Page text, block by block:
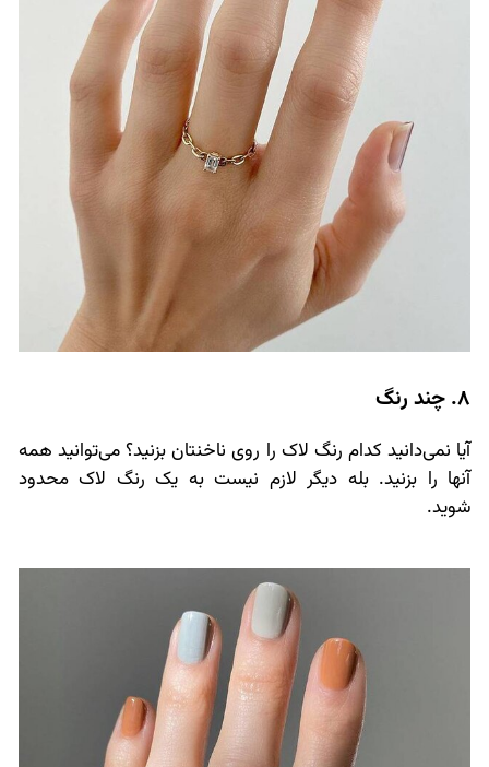
8. چند رنگ
آیا نمی‌دانید کدام رنگ لاک را روی ناخنتان بزنید؟ می‌توانید همه
آنها را بزنید. بله دیگر لازم نیست به یک رنگ لاک محدود
شوید.